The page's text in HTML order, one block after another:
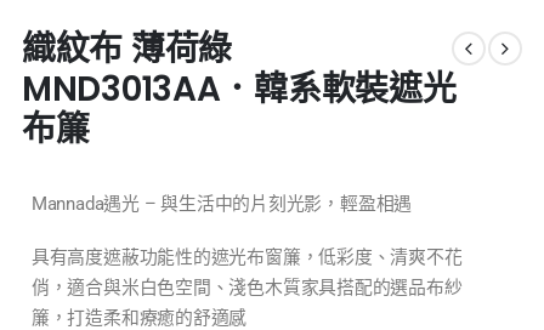
織紋布 薄荷綠
MND3013AA．韓系軟裝遮光
布簾
Mannada遇光 – 與生活中的片刻光影，輕盈相遇
具有高度遮蔽功能性的遮光布窗簾，低彩度、清爽不花
俏，適合與米白色空間、淺色木質家具搭配的選品布紗
簾，打造柔和療癒的舒適感